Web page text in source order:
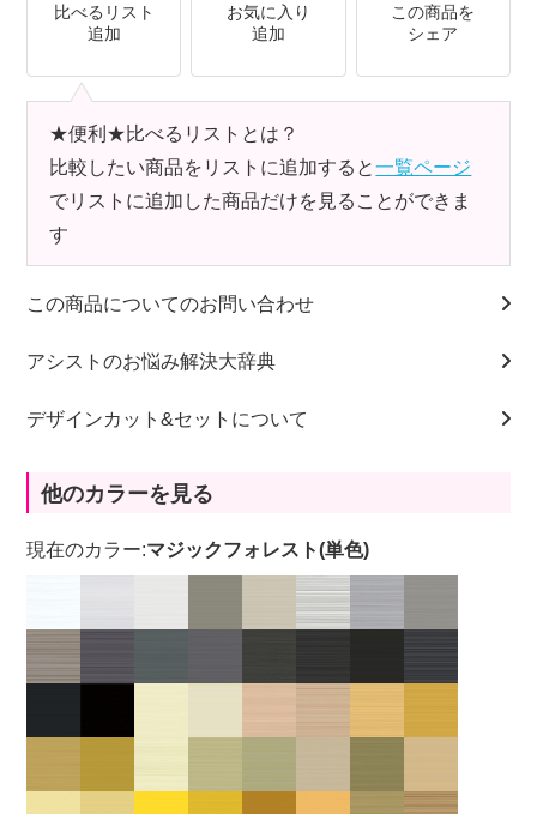
比べるリスト
追加
お気に入り
追加
この商品を
シェア
★便利★比べるリストとは？
比較したい商品をリストに追加すると一覧ページ
でリストに追加した商品だけを見ることができま
す
この商品についてのお問い合わせ
アシストのお悩み解決大辞典
デザインカット&セットについて
他のカラーを見る
現在のカラー:マジックフォレスト(単色)